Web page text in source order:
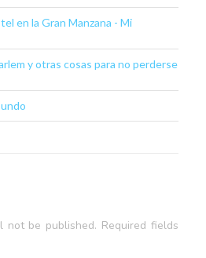
en la Gran Manzana - Mi
y otras cosas para no perderse
not be published. Required fields